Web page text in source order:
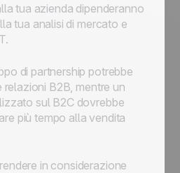
tua azienda dipenderanno
tua analisi di mercato e
di partnership potrebbe
relazioni B2B, mentre un
sul B2C dovrebbe
più tempo alla vendita
in considerazione